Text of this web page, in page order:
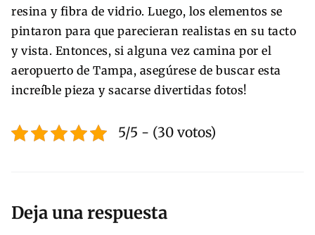
resina y fibra de vidrio. Luego, los elementos se
pintaron para que parecieran realistas en su tacto
y vista. Entonces, si alguna vez camina por el
aeropuerto de Tampa, asegúrese de buscar esta
increíble pieza y sacarse divertidas fotos!
5/5 - (30 votos)
Deja una respuesta